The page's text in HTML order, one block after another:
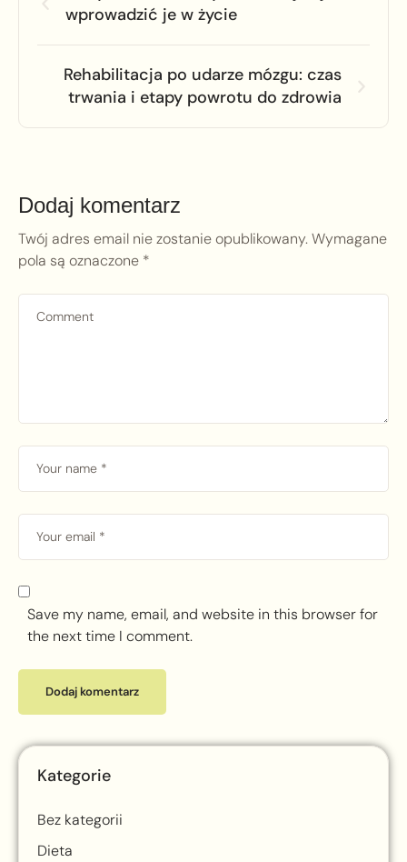
wprowadzić je w życie
Rehabilitacja po udarze mózgu: czas
trwania i etapy powrotu do zdrowia
Dodaj komentarz
Twój adres email nie zostanie opublikowany.Wymagane
pola są oznaczone *
Save my name, email, and website in this browser for
the next time I comment.
Kategorie
Bez kategorii
Dieta